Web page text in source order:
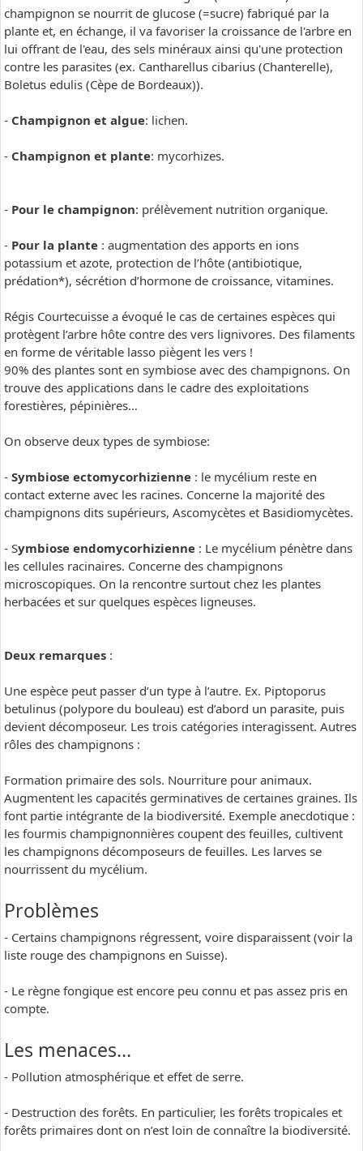
champignon se nourrit de glucose (=sucre) fabriqué par la
plante et, en échange, il va favoriser la croissance de l'arbre en
lui offrant de l'eau, des sels minéraux ainsi qu'une protection
contre les parasites (ex. Cantharellus cibarius (Chanterelle),
Boletus edulis (Cèpe de Bordeaux)).
- Champignon et algue: lichen.
- Champignon et plante: mycorhizes.
- Pour le champignon: prélèvement nutrition organique.
- Pour la plante : augmentation des apports en ions
potassium et azote, protection de l’hôte (antibiotique,
prédation*), sécrétion d’hormone de croissance, vitamines.
Régis Courtecuisse a évoqué le cas de certaines espèces qui
protègent l’arbre hôte contre des vers lignivores. Des filaments
en forme de véritable lasso piègent les vers !
90% des plantes sont en symbiose avec des champignons. On
trouve des applications dans le cadre des exploitations
forestières, pépinières…
On observe deux types de symbiose:
- Symbiose ectomycorhizienne : le mycélium reste en
contact externe avec les racines. Concerne la majorité des
champignons dits supérieurs, Ascomycètes et Basidiomycètes.
- Symbiose endomycorhizienne : Le mycélium pénètre dans
les cellules racinaires. Concerne des champignons
microscopiques. On la rencontre surtout chez les plantes
herbacées et sur quelques espèces ligneuses.
Deux remarques :
Une espèce peut passer d’un type à l’autre. Ex. Piptoporus
betulinus (polypore du bouleau) est d’abord un parasite, puis
devient décomposeur. Les trois catégories interagissent. Autres
rôles des champignons :
Formation primaire des sols. Nourriture pour animaux.
Augmentent les capacités germinatives de certaines graines. Ils
font partie intégrante de la biodiversité. Exemple anecdotique :
les fourmis champignonnières coupent des feuilles, cultivent
les champignons décomposeurs de feuilles. Les larves se
nourrissent du mycélium.
Problèmes
- Certains champignons régressent, voire disparaissent (voir la
liste rouge des champignons en Suisse).
- Le règne fongique est encore peu connu et pas assez pris en
compte.
Les menaces…
- Pollution atmosphérique et effet de serre.
- Destruction des forêts. En particulier, les forêts tropicales et
forêts primaires dont on n’est loin de connaître la biodiversité.